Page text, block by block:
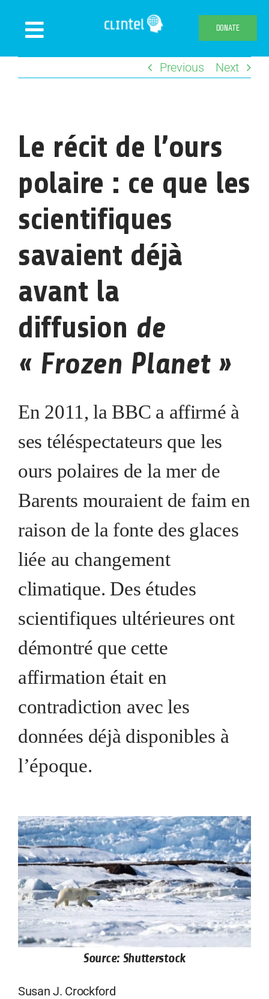
Toggle
Navigation
Declaration
About us
DONATE
Previous Next
Le récit de l’ours
polaire : ce que les
scientifiques
savaient déjà
avant la
diffusion de
« Frozen Planet »
En 2011, la BBC a affirmé à
ses téléspectateurs que les
ours polaires de la mer de
Barents mouraient de faim en
raison de la fonte des glaces
liée au changement
climatique. Des études
scientifiques ultérieures ont
démontré que cette
affirmation était en
contradiction avec les
données déjà disponibles à
l’époque.
Source: Shutterstock
Susan J. Crockford